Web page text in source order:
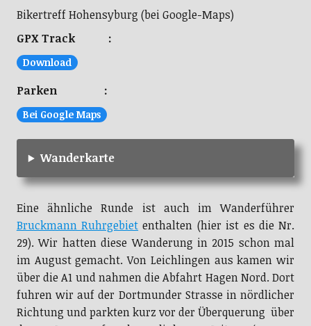
Bikertreff Hohensyburg (bei Google-Maps)
GPX Track :
Download
Parken :
Bei Google Maps
Wanderkarte
Eine ähnliche Runde ist auch im Wanderführer
Bruckmann Ruhrgebiet enthalten (hier ist es die Nr.
29). Wir hatten diese Wanderung in 2015 schon mal
im August gemacht. Von Leichlingen aus kamen wir
über die A1 und nahmen die Abfahrt Hagen Nord. Dort
fuhren wir auf der Dortmunder Strasse in nördlicher
Richtung und parkten kurz vor der Überquerung über